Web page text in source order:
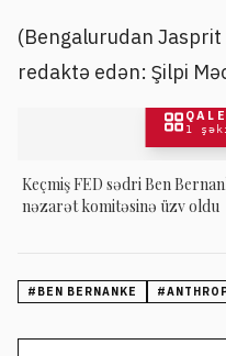
(Bengalurudan Jasprit
redaktə edən: Şilpi
1
Keçmiş FED sədri Ben
nəzarət komitəsinə üzv oldu
# BEN BERNANKE #